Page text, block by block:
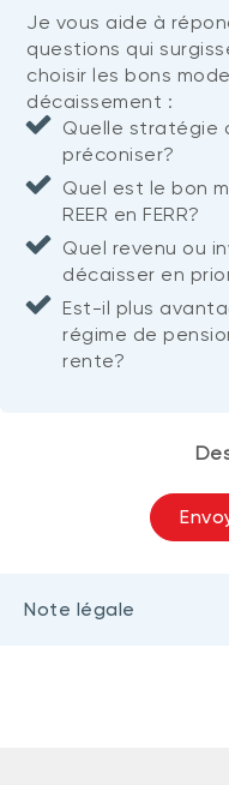
Je vous aide à
questions qui
choisir les bons
décaissement :
Quelle stratégie
préconiser?
Quel est le bon
REER en FERR?
Quel revenu ou
décaisser en
Est-il plus
régime de
rente?
Note légale